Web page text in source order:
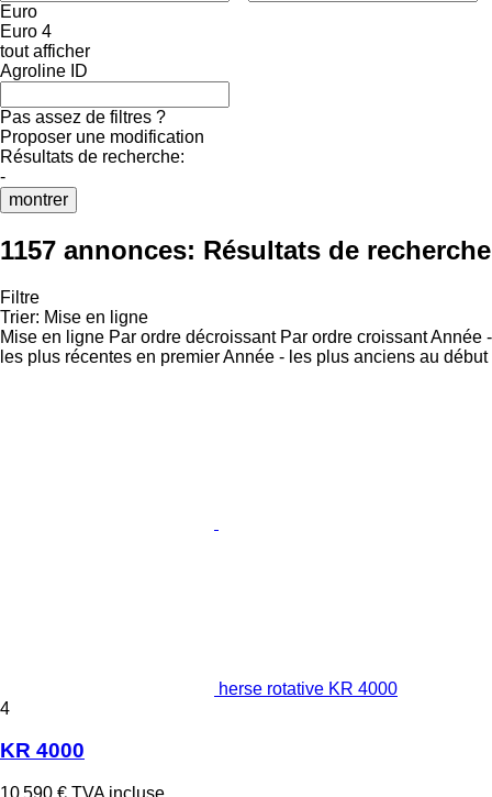
Euro
Euro 4
tout afficher
Agroline ID
Pas assez de filtres ?
Proposer une modification
Résultats de recherche:
-
montrer
1157 annonces: Résultats de recherche
Filtre
Trier: Mise en ligne
Mise en ligne Par ordre décroissant Par ordre croissantAnnée -
les plus récentes en premierAnnée - les plus anciens au début
herse rotative KR 4000
4
KR 4000